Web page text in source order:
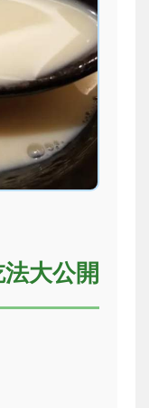
大公開